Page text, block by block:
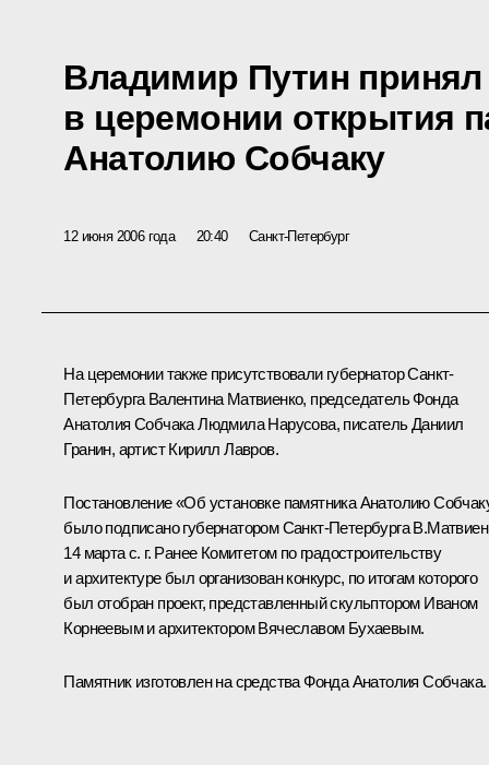
Владимир Путин принял
в церемонии открытия
Анатолию Собчаку
12 июня 2006 года 20:40 Санкт-Петербург
На церемонии также присутствовали губернатор Санкт-
Петербурга Валентина Матвиенко, председатель Фонда
Анатолия Собчака Людмила Нарусова, писатель Даниил
Гранин, артист Кирилл Лавров.
Постановление «Об установке памятника Анатолию
было подписано губернатором Санкт-Петербурга
14 марта с. г. Ранее Комитетом по градостроительству
и архитектуре был организован конкурс, по итогам которого
был отобран проект, представленный скульптором Иваном
Корнеевым и архитектором Вячеславом Бухаевым.
Памятник изготовлен на средства Фонда Анатолия Собчака.